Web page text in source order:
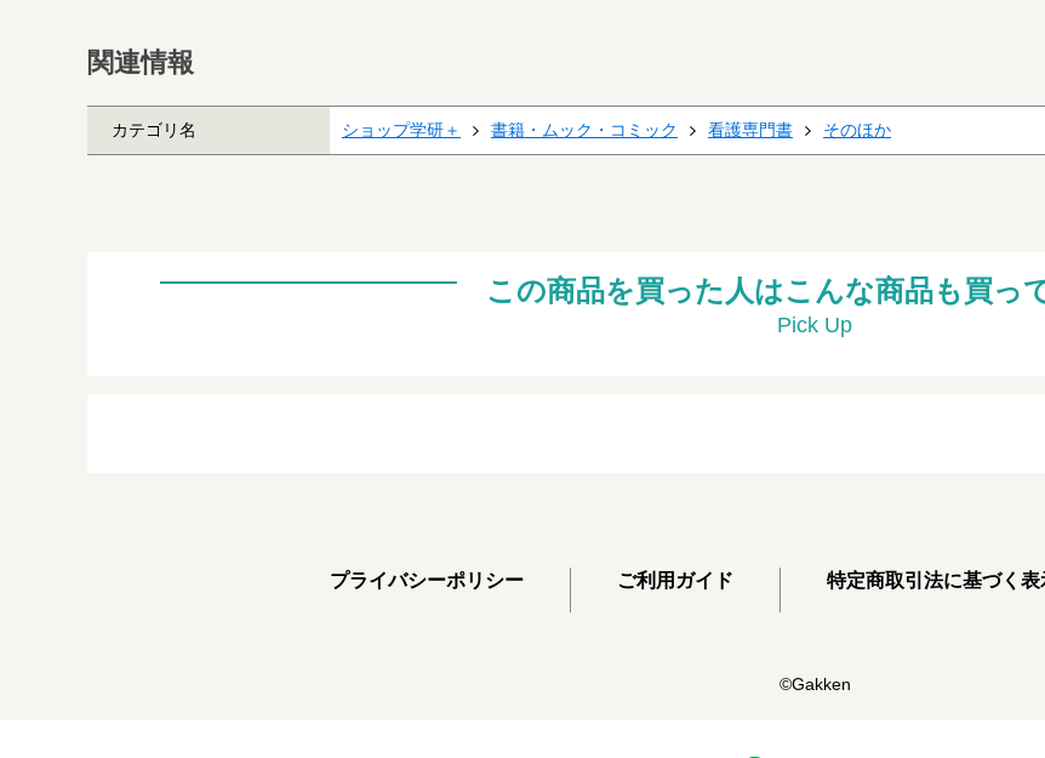
関連情報
カテゴリ名 ショップ学研＋ 書籍・ムック・コミック 看護専門書 そのほか
この商品を買った人はこんな商品も買っ
Pick Up
プライバシーポリシー ご利用ガイド 特定商取引法に基づく表
©Gakken